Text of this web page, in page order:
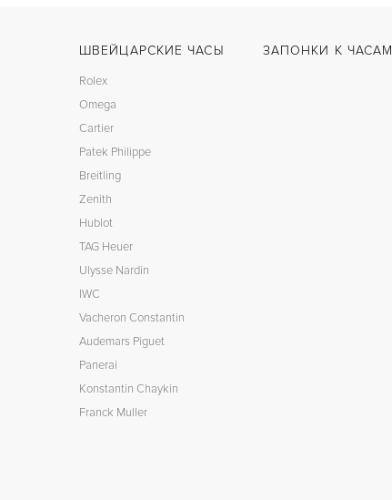
ШВЕЙЦАРСКИЕ ЧАСЫ
Rolex
Omega
Cartier
Patek Philippe
Breitling
Zenith
Hublot
TAG Heuer
Ulysse Nardin
IWC
Vacheron Constantin
Audemars Piguet
Panerai
Konstantin Chaykin
Franck Muller
ЗАПОНКИ К ЧАСАМ